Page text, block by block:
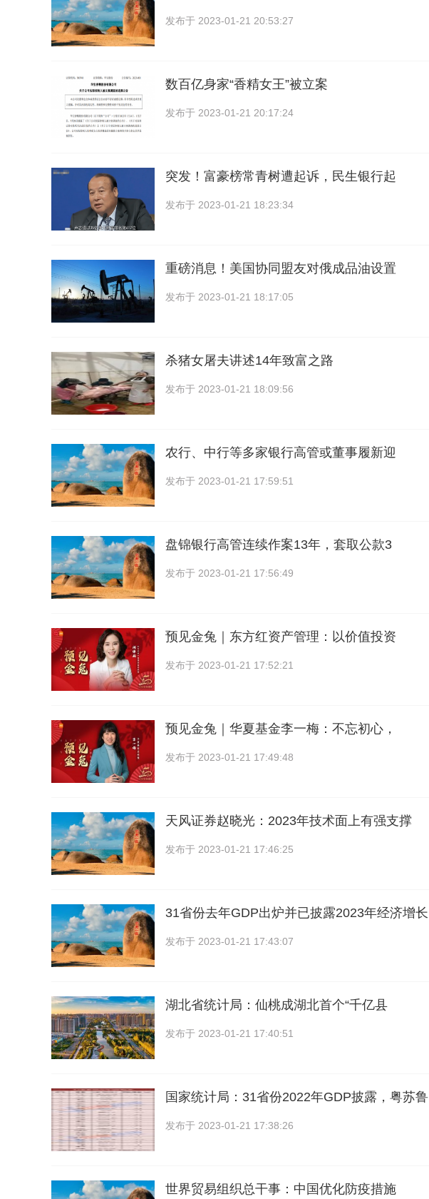
发布于 2023-01-21 20:53:27
数百亿身家“香精女王”被立案
发布于 2023-01-21 20:17:24
突发！富豪榜常青树遭起诉，民生银行起
发布于 2023-01-21 18:23:34
重磅消息！美国协同盟友对俄成品油设置
发布于 2023-01-21 18:17:05
杀猪女屠夫讲述14年致富之路
发布于 2023-01-21 18:09:56
农行、中行等多家银行高管或董事履新迎
发布于 2023-01-21 17:59:51
盘锦银行高管连续作案13年，套取公款3
发布于 2023-01-21 17:56:49
预见金兔｜东方红资产管理：以价值投资
发布于 2023-01-21 17:52:21
预见金兔｜华夏基金李一梅：不忘初心，
发布于 2023-01-21 17:49:48
天风证券赵晓光：2023年技术面上有强支撑
发布于 2023-01-21 17:46:25
31省份去年GDP出炉并已披露2023年经济增长
发布于 2023-01-21 17:43:07
湖北省统计局：仙桃成湖北首个“千亿县
发布于 2023-01-21 17:40:51
国家统计局：31省份2022年GDP披露，粤苏鲁
发布于 2023-01-21 17:38:26
世界贸易组织总干事：中国优化防疫措施